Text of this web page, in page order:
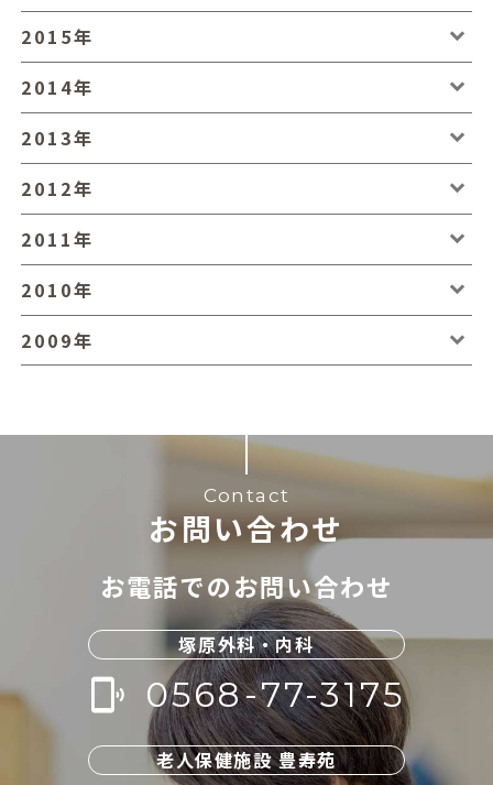
2015年
2014年
2013年
2012年
2011年
2010年
2009年
Contact
お問い合わせ
お電話でのお問い合わせ
塚原外科・内科
phonelink_ring 0568-77-3175
老人保健施設 豊寿苑